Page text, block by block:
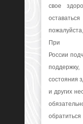
свое
При
России
состояния
и других